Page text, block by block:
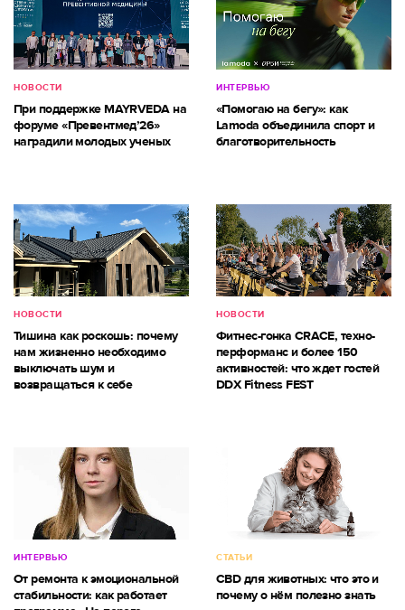
НОВОСТИ
При поддержке MAYRVEDA на
форуме «Превентмед’26»
наградили молодых ученых
ИНТЕРВЬЮ
«Помогаю на бегу»: как
Lamoda объединила спорт и
благотворительность
НОВОСТИ
Тишина как роскошь: почему
нам жизненно необходимо
выключать шум и
возвращаться к себе
НОВОСТИ
Фитнес-гонка CRACE, техно-
перформанс и более 150
активностей: что ждет гостей
DDX Fitness FEST
ИНТЕРВЬЮ
От ремонта к эмоциональной
стабильности: как работает
СТАТЬИ
CBD для животных: что это и
почему о нём полезно знать